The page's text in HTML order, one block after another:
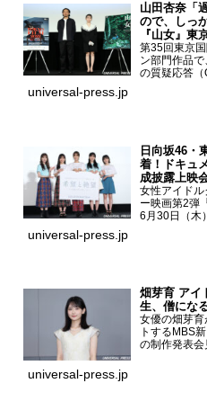
山田杏奈「
ので、しっ
『山女』東
第35回東京
ン部門作品で
の質疑応答
主演を務め
登壇。本作
universal-press.jp
日向坂46・
着！ドキュ
成披露上映
女性アイド
ー映画第2弾
6月30日（木
され、日向
子、佐々木
universal-press.jp
畑芽育 アイ
生、僧にな
女優の畑芽
トするMBS
の制作発表
ーについて
universal-press.jp